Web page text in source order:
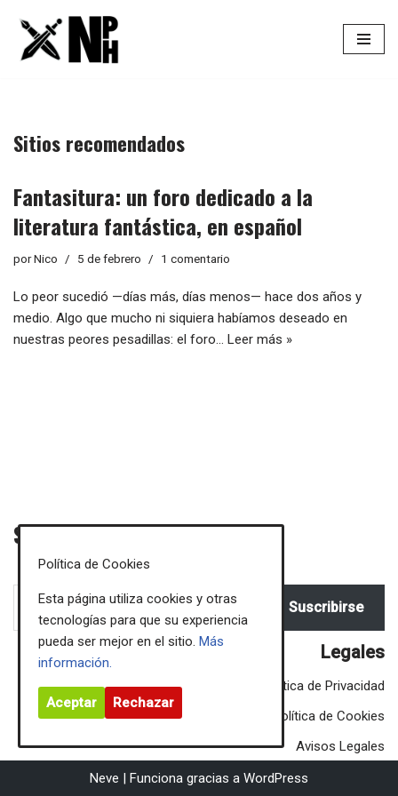
Saltar
Sitios recomendados
Fantasitura: un foro dedicado a la
literatura fantástica, en español
porNico 5 de febrero 1 comentario
Lo peor sucedió —días más, días menos— hace dos años y
medio. Algo que mucho ni siquiera habíamos deseado en
nuestras peores pesadillas: el foro… Leer más »
Sigue mis novedades
Suscribirse
Legales
Política de Privacidad
Política de Cookies
Avisos Legales
Neve | Funciona gracias a WordPress
Política de Cookies
Esta página utiliza cookies y otras
tecnologías para que su experiencia
pueda ser mejor en el sitio. Más
información.
Aceptar Rechazar